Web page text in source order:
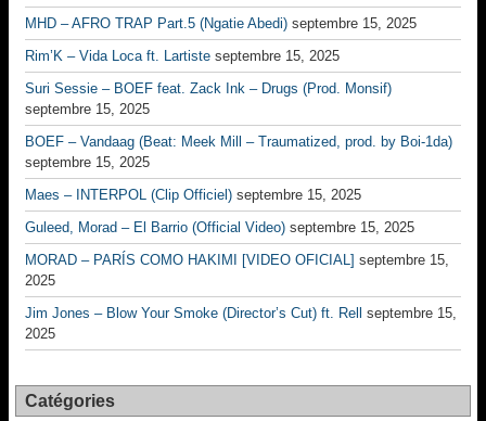
MHD – AFRO TRAP Part.5 (Ngatie Abedi) septembre 15, 2025
Rim’K – Vida Loca ft. Lartiste septembre 15, 2025
Suri Sessie – BOEF feat. Zack Ink – Drugs (Prod. Monsif)
septembre 15, 2025
BOEF – Vandaag (Beat: Meek Mill – Traumatized, prod. by Boi-1da)
septembre 15, 2025
Maes – INTERPOL (Clip Officiel) septembre 15, 2025
Guleed, Morad – El Barrio (Official Video) septembre 15, 2025
MORAD – PARÍS COMO HAKIMI [VIDEO OFICIAL] septembre 15,
2025
Jim Jones – Blow Your Smoke (Director’s Cut) ft. Rell
septembre 15,
2025
Catégories